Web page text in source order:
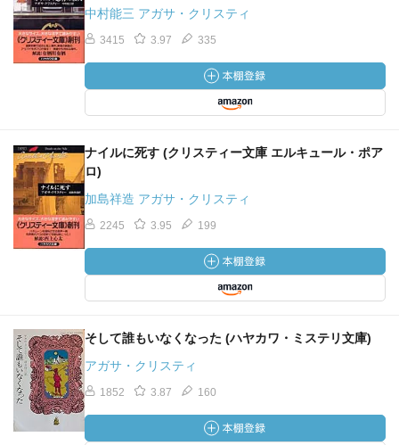
中村能三 アガサ・クリスティ
3415 3.97 335
ナイルに死す (クリスティー文庫 エルキュール・ポア
ロ)
加島祥造 アガサ・クリスティ
2245 3.95 199
そして誰もいなくなった (ハヤカワ・ミステリ文庫)
アガサ・クリスティ
1852 3.87 160